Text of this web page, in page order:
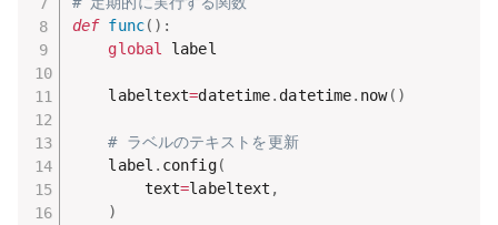
def func( ) :
global label
    labeltext
=datetime. datetime. now( )
# ラベルのテキストを更新
    label
. config(
        text
=labeltext ,
)